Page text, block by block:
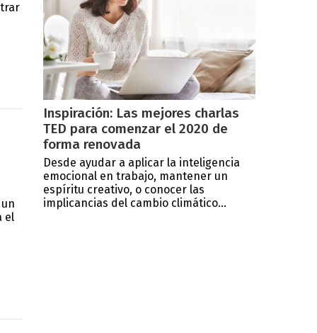
el
Inspiración: Las mejores charlas
TED para comenzar el 2020 de
forma renovada
Desde ayudar a aplicar la inteligencia
emocional en trabajo, mantener un
espíritu creativo, o conocer las
implicancias del cambio climático...